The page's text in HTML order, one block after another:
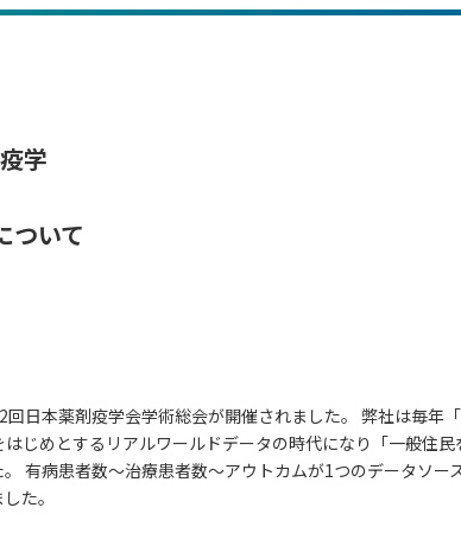
学
ついて
日本薬剤疫学会学術総会が開催されました。 弊社は毎年
じめとするリアルワールドデータの時代になり「一般住
有病患者数～治療患者数～アウトカムが1つのデータソ
た。